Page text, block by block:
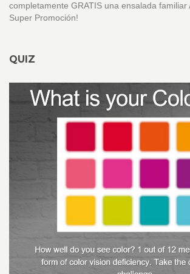
completamente GRATIS una ensalada familiar
Super Promoción!
QUIZ